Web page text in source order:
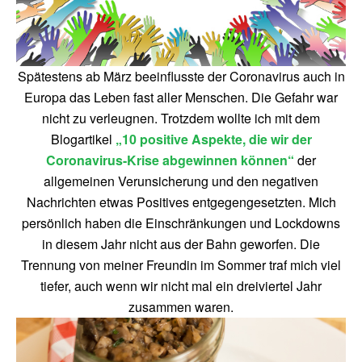
Spätestens ab März beeinflusste der Coronavirus auch in
Europa das Leben fast aller Menschen. Die Gefahr war
nicht zu verleugnen. Trotzdem wollte ich mit dem
Blogartikel „10 positive Aspekte, die wir der
Coronavirus-Krise abgewinnen können“ der
allgemeinen Verunsicherung und den negativen
Nachrichten etwas Positives entgegengesetzten. Mich
persönlich haben die Einschränkungen und Lockdowns
in diesem Jahr nicht aus der Bahn geworfen. Die
Trennung von meiner Freundin im Sommer traf mich viel
tiefer, auch wenn wir nicht mal ein dreiviertel Jahr
zusammen waren.